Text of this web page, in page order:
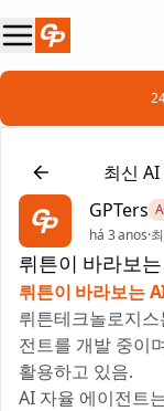
📣
📰최신 AI
GPTers
há 3 anos·
뤼튼이 바라보
뤼튼이 바라보는
뤼튼테크놀로지
전트를 개발 중이
활용하고 있음.
AI 자율 에이전트